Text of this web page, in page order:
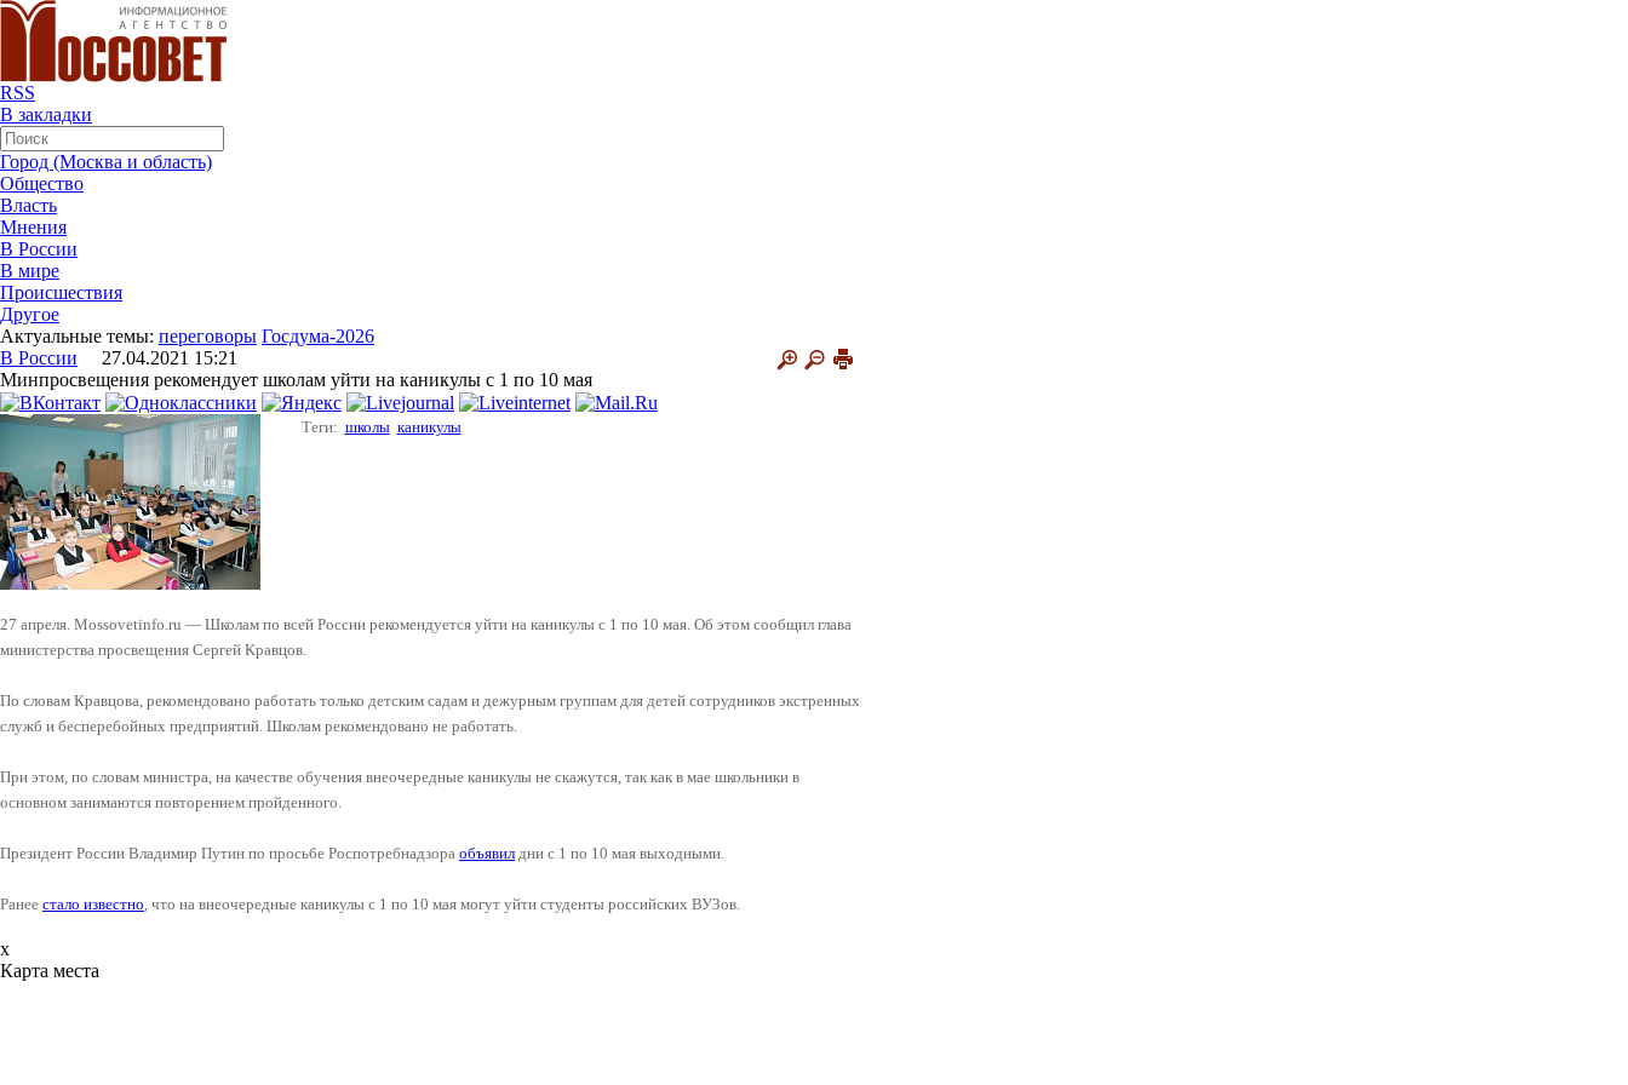
RSS
В закладки
Город (Москва и область)
Общество
Власть
Мнения
В России
В мире
Происшествия
Другое
Актуальные темы: переговоры Госдума-2026
В России 27.04.2021 15:21
Минпросвещения рекомендует школам уйти на каникулы с 1 по 10 мая
Теги: школы каникулы
27 апреля. Mossovetinfo.ru — Школам по всей России рекомендуется уйти на каникулы с 1 по 10 мая. Об этом сообщил глава
министерства просвещения Сергей Кравцов.
По словам Кравцова, рекомендовано работать только детским садам и дежурным группам для детей сотрудников экстренных
служб и бесперебойных предприятий. Школам рекомендовано не работать.
При этом, по словам министра, на качестве обучения внеочередные каникулы не скажутся, так как в мае школьники в
основном занимаются повторением пройденного.
Президент России Владимир Путин по просьбе Роспотребнадзора объявил дни с 1 по 10 мая выходными.
Ранее стало известно, что на внеочередные каникулы с 1 по 10 мая могут уйти студенты российских ВУЗов.
x
Карта места